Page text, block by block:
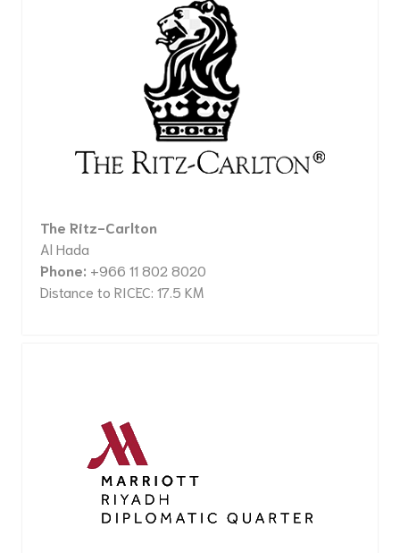
The Ritz-Carlton
Al Hada
Phone: +966 11 802 8020
Distance to RICEC: 17.5 KM